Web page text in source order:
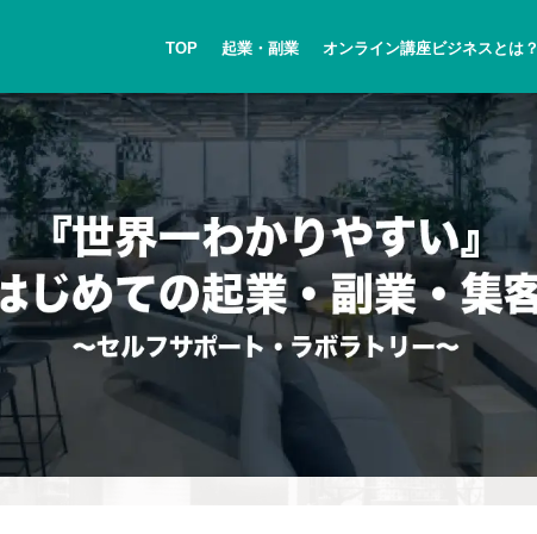
TOP 起業・副業 オンライン講座ビジネスとは？